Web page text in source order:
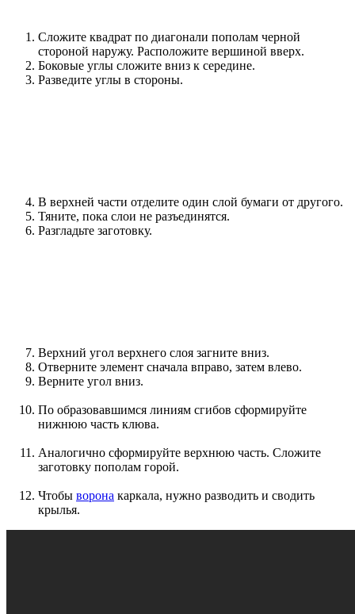
Сложите квадрат по диагонали пополам черной
стороной наружу. Расположите вершиной вверх.
Боковые углы сложите вниз к середине.
Разведите углы в стороны.
В верхней части отделите один слой бумаги от другого.
Тяните, пока слои не разъединятся.
Разгладьте заготовку.
Верхний угол верхнего слоя загните вниз.
Отверните элемент сначала вправо, затем влево.
Верните угол вниз.
По образовавшимся линиям сгибов сформируйте
нижнюю часть клюва.
Аналогично сформируйте верхнюю часть. Сложите
заготовку пополам горой.
Чтобы ворона каркала, нужно разводить и сводить
крылья.